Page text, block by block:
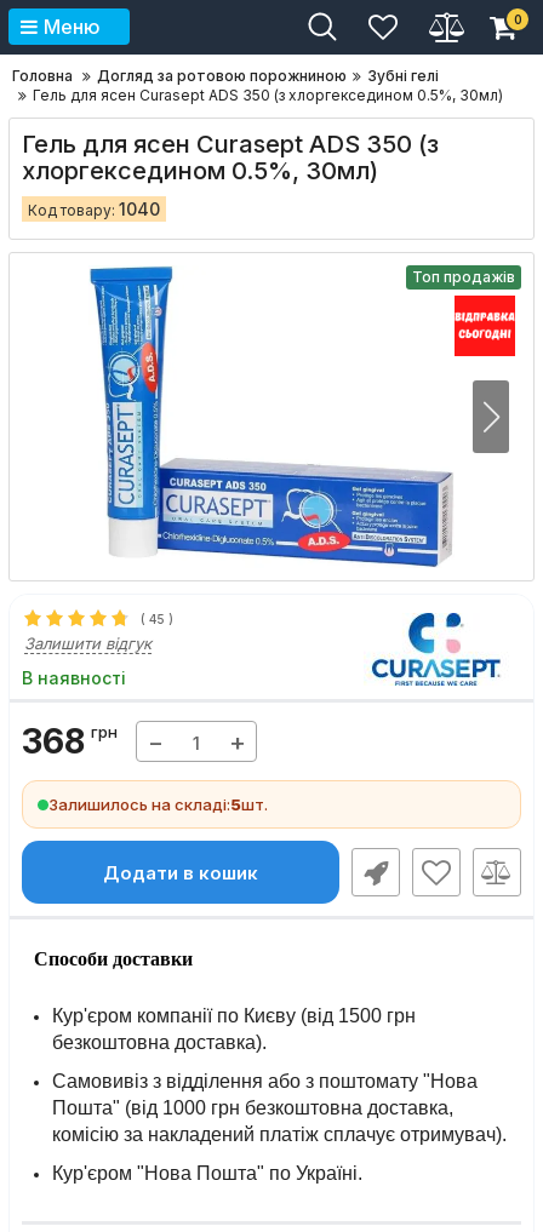
Меню 0
Головна Догляд за ротовою порожниною
Зубні гелі
Гель для ясен Curasept ADS 350 (з хлоргекседином 0.5%, 30мл)
Гель для ясен Curasept ADS 350 (з
хлоргекседином 0.5%, 30мл)
Код товару: 1040
Топ продажів
( 45 )
Залишити відгук
В наявності
368 грн − +
Залишилось на складі:5шт.
Додати в кошик
Способи доставки
Кур'єром компанії по Києву (від 1500 грн
безкоштовна доставка).
Самовивіз з відділення або з поштомату "Нова
Пошта" (від 1000 грн безкоштовна доставка,
комісію за накладений платіж сплачує отримувач).
Кур'єром "Нова Пошта" по Україні.